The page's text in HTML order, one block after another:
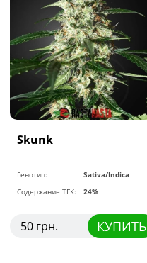
Skunk
Генотип:
Sativa/Indica
Содержание ТГК:
24%
50 грн. КУПИТЬ